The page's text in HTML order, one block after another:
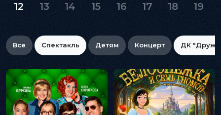
12 13 14 15 16 17 18 19
Все Спектакль Детям Концерт ДК